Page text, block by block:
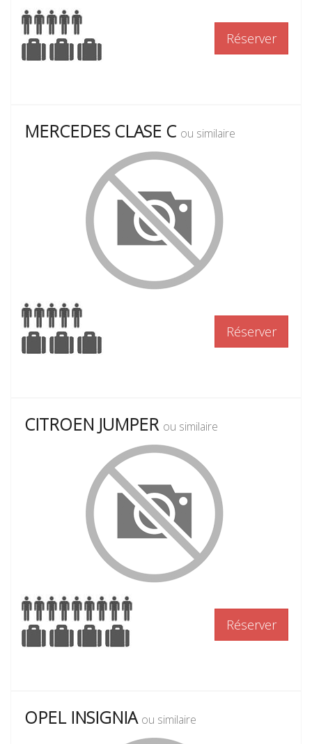
Réserver
MERCEDES CLASE C ou similaire
Réserver
CITROEN JUMPER ou similaire
Réserver
OPEL INSIGNIA ou similaire